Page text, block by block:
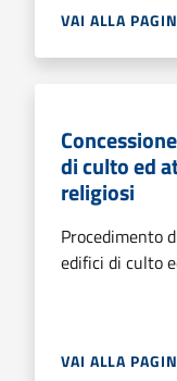
VAI ALLA
di culto ed
religiosi
Procedimento
edifici di culto
VAI ALLA